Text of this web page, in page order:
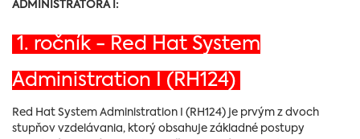
ADMINISTRÁTORA I:
1. ročník - Red Hat System
Administration I (RH124)
Red Hat System Administration I (RH124) je prvým z dvoch
stupňov vzdelávania, ktorý obsahuje základné postupy